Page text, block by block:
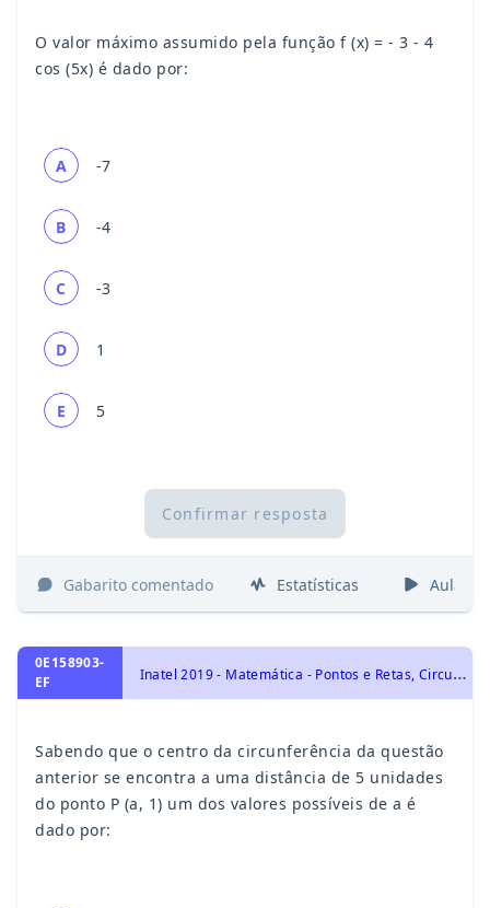
O valor máximo assumido pela função f (x) = - 3 - 4
cos (5x) é dado por:
A -7
B -4
C -3
D 1
E 5
Confirmar resposta
Gabarito comentado Estatísticas Aulas
0E158903-
EF
I
natel 2019 - Matemática - Pontos e Retas, Circunferências e Círculos, Geometria Analítica, Geometria Plana
Sabendo que o centro da circunferência da questão
anterior se encontra a uma distância de 5 unidades
do ponto P (a, 1) um dos valores possíveis de a é
dado por: